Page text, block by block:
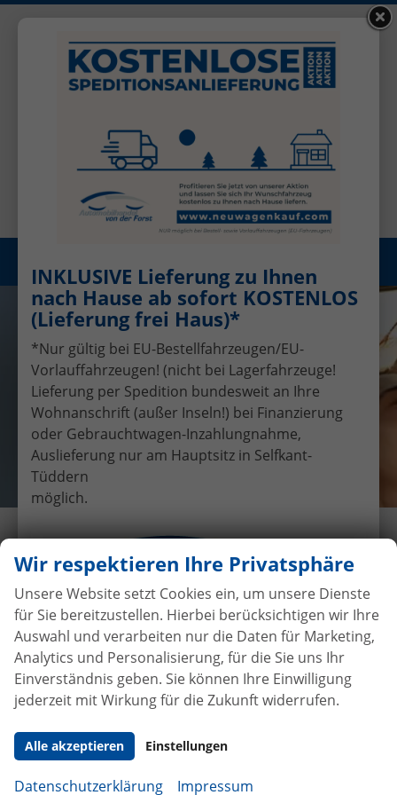
Öffnungszeiten: Mo - Fr 08.00 - 17.00
Registrieren
Übergabe eines EU-
Neufahrzeuges VW Touran an
Herr Lehmann
29.6.2018 • Auslieferungen
Wir respektieren Ihre Privatsphäre
Unsere Website setzt Cookies ein, um unsere Dienste
für Sie bereitzustellen. Hierbei berücksichtigen wir Ihre
Auswahl und verarbeiten nur die Daten für Marketing,
Analytics und Personalisierung, für die Sie uns Ihr
Einverständnis geben. Sie können Ihre Einwilligung
jederzeit mit Wirkung für die Zukunft widerrufen.
Alle akzeptieren Einstellungen
Datenschutzerklärung Impressum
INKLUSIVE Lieferung zu Ihnen
nach Hause ab sofort KOSTENLOS
(Lieferung frei Haus)*
*Nur gültig bei EU-Bestellfahrzeugen/EU-
Vorlauffahrzeugen! (nicht bei Lagerfahrzeuge!
Lieferung per Spedition bundesweit an Ihre
Wohnanschrift (außer Inseln!) bei Finanzierung
oder Gebrauchtwagen-Inzahlungnahme,
Auslieferung nur am Hauptsitz in Selfkant-
Tüddern
möglich.
Autokaufohne Anzahlungbei
Beim Automobilhandel von der Forst genießen Sie
maximale Sicherheit und Transparenz. Bei uns